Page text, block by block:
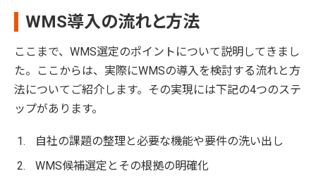
WMS導入の流れと方法
ここまで、WMS選定のポイントについて説明してきまし
た。ここからは、実際にWMSの導入を検討する流れと方
法についてご紹介します。その実現には下記の4つのステ
ップがあります。
自社の課題の整理と必要な機能や要件の洗い出し
WMS候補選定とその根拠の明確化